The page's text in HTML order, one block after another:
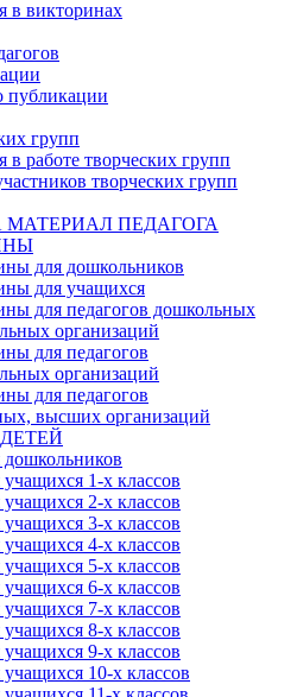
в викторинах
публикации
групп
в работе творческих групп
творческих групп
МАТЕРИАЛ ПЕДАГОГА
для дошкольников
для учащихся
для педагогов дошкольных
организаций
для педагогов
организаций
для педагогов
высших организаций
1-х классов
2-х классов
3-х классов
4-х классов
5-х классов
6-х классов
7-х классов
8-х классов
9-х классов
10-х классов